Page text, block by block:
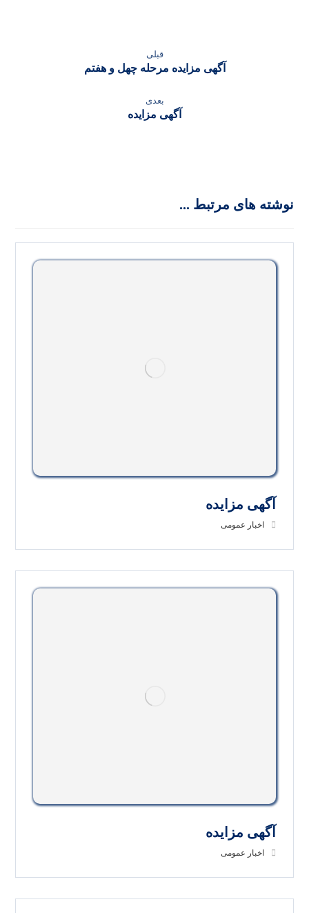
قبلی
آگهی مزایده مرحله چهل و هفتم
بعدی
آگهی مزایده
نوشته های مرتبط ...
آگهی مزایده
اخبار عمومی
آگهی مزایده
اخبار عمومی